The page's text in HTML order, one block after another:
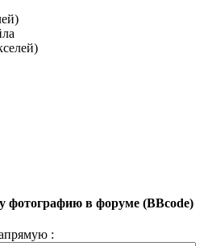
фотографию в форуме (BBcode)
: